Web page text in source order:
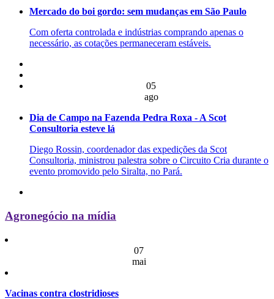
Mercado do boi gordo: sem mudanças em São Paulo
Com oferta controlada e indústrias comprando apenas o
necessário, as cotações permaneceram estáveis.
05
ago
Dia de Campo na Fazenda Pedra Roxa - A Scot
Consultoria esteve lá
Diego Rossin, coordenador das expedições da Scot
Consultoria, ministrou palestra sobre o Circuito Cria durante o
evento promovido pelo Siralta, no Pará.
Agronegócio na mídia
07
mai
Vacinas contra clostridioses